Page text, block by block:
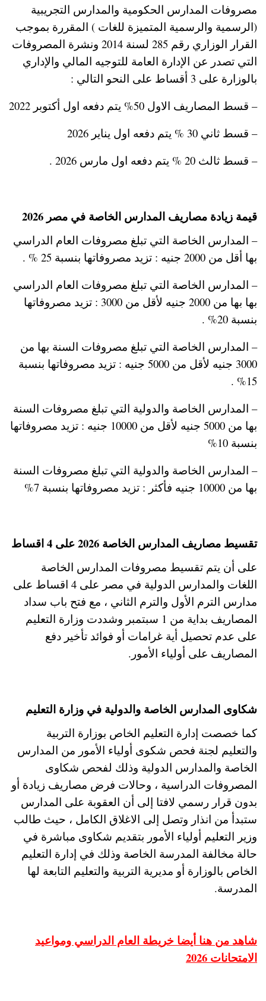
مصروفات المدارس الحكومية والمدارس التجريبية
(الرسمية والرسمية المتميزة للغات ) المقررة بموجب
القرار الوزاري رقم 285 لسنة 2014 ونشرة المصروفات
التي تصدر عن الإدارة العامة للتوجيه المالي والإداري
بالوزارة على 3 أقساط على النحو التالي :
– قسط المصاريف الاول 50% يتم دفعه اول أكتوبر 2022
– قسط ثاني 30 % يتم دفعه اول يناير 2026
– قسط ثالث 20 % يتم دفعه اول مارس 2026 .
قيمة زيادة مصاريف المدارس الخاصة في مصر 2026
– المدارس الخاصة التي تبلغ مصروفات العام الدراسي
بها أقل من 2000 جنيه : تزيد مصروفاتها بنسبة 25 % .
– المدارس الخاصة التي تبلغ مصروفات العام الدراسي
بها بها من 2000 جنيه لأقل من 3000 : تزيد مصروفاتها
بنسبة 20% .
– المدارس الخاصة التي تبلغ مصروفات السنة بها من
3000 جنيه لأقل من 5000 جنيه : تزيد مصروفاتها بنسبة
15% .
– المدارس الخاصة والدولية التي تبلغ مصروفات السنة
بها من 5000 جنيه لأقل من 10000 جنيه : تزيد مصروفاتها
بنسبة 10%
– المدارس الخاصة والدولية التي تبلغ مصروفات السنة
بها من 10000 جنيه فأكثر : تزيد مصروفاتها بنسبة 7%
تقسيط مصاريف المدارس الخاصة 2026 على 4 اقساط
على أن يتم تقسيط مصروفات المدارس الخاصة
اللغات والمدارس الدولية في مصر على 4 اقساط على
مدارس الترم الأول والترم الثاني ، مع فتح باب سداد
المصاريف بداية من 1 سبتمبر وشددت وزارة التعليم
على عدم تحصيل أية غرامات أو فوائد تأخير دفع
المصاريف على أولياء الأمور.
شكاوى المدارس الخاصة والدولية في وزارة التعليم
كما خصصت إدارة التعليم الخاص بوزارة التربية
والتعليم لجنة فحص شكوى أولياء الأمور من المدارس
الخاصة والمدارس الدولية وذلك لفحص شكاوى
المصروفات الدراسية ، وحالات فرض مصاريف زيادة أو
بدون قرار رسمي لافتا إلى أن العقوبة على المدارس
ستبدأ من انذار وتصل إلى الاغلاق الكامل ، حيث طالب
وزير التعليم أولياء الأمور بتقديم شكاوى مباشرة في
حالة مخالفة المدرسة الخاصة وذلك في إدارة التعليم
الخاص بالوزارة أو مديرية التربية والتعليم التابعة لها
المدرسة.
شاهد من هنا أيضا خريطة العام الدراسي ومواعيد
الامتحانات 2026